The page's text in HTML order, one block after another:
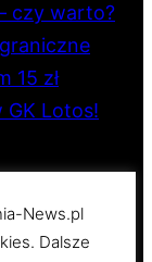
czy warto?
15 zł
GK Lotos!
News.pl
Dalsze